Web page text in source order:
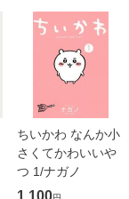
ちいかわ なんか小
さくてかわいいや
つ 1/ナガノ
1,100